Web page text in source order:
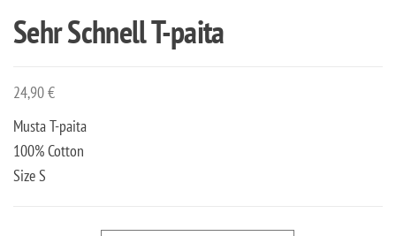
Sehr Schnell T-paita
24,90€
Musta T-paita
100% Cotton
Size S